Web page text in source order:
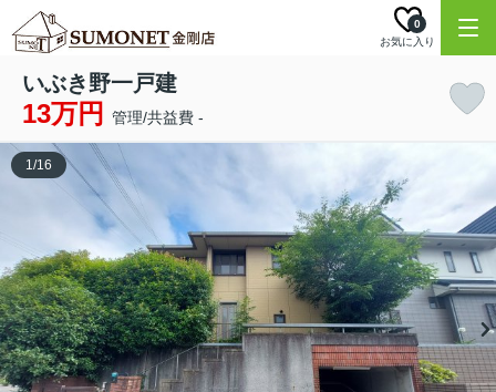
お気に入り
0
いぶき野一戸建
13万円 管理/共益費 -
1/16